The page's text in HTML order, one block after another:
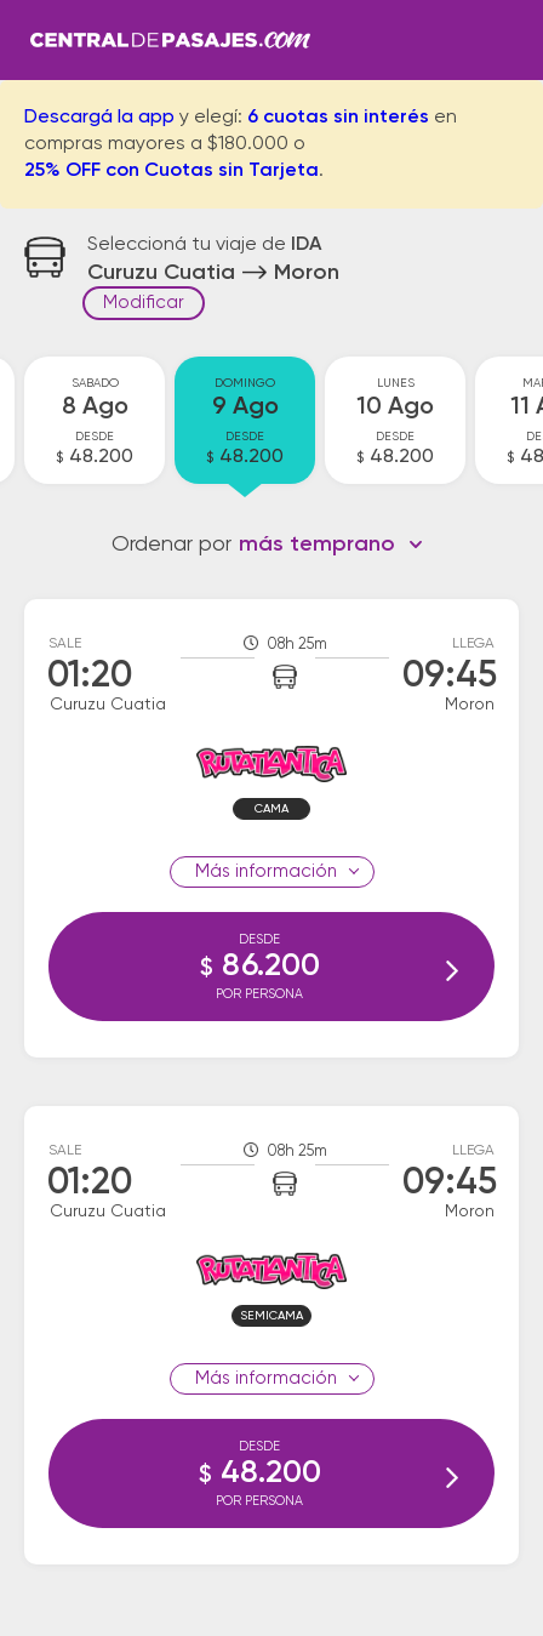
Descargá la app y elegí: 6 cuotas sin interés en
compras mayores a $180.000 o
25% OFF con Cuotas sin Tarjeta.
Seleccioná tu viaje de IDA
Curuzu Cuatia Moron
Modificar
SABADO
8 Ago
DESDE
$ 48.200
DOMINGO
9 Ago
DESDE
$ 48.200
LUNES
10 Ago
DESDE
$ 48.200
11
$
Ordenar por más temprano
SALE
01:20
Curuzu Cuatia
08h 25m LLEGA
09:45
Moron
CAMA
información
DESDE
$ 86.200
POR PERSONA
SALE
01:20
Curuzu Cuatia
08h 25m LLEGA
09:45
Moron
SEMICAMA
información
DESDE
$ 48.200
POR PERSONA